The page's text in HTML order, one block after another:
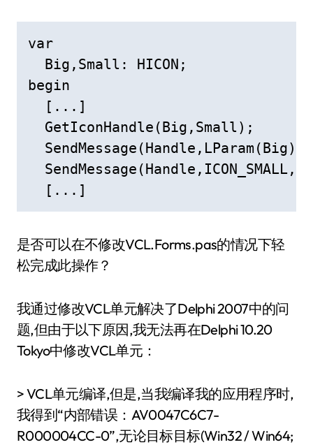
var
  Big,Small: HICON;
begin
  [...]
  GetIconHandle(Big,Small);
  SendMessage(Handle,LParam(Big));
  [...]
是否可以在不修改VCL.Forms.pas的情况下轻
松完成此操作？
我通过修改VCL单元解决了Delphi 2007中的问
题,但由于以下原因,我无法再在Delphi 10.20
Tokyo中修改VCL单元：
> VCL单元编译,但是,当我编译我的应用程序时,
我得到“内部错误：AV0047C6C7-
R000004CC-0”,无论目标目标(Win32 / Win64;